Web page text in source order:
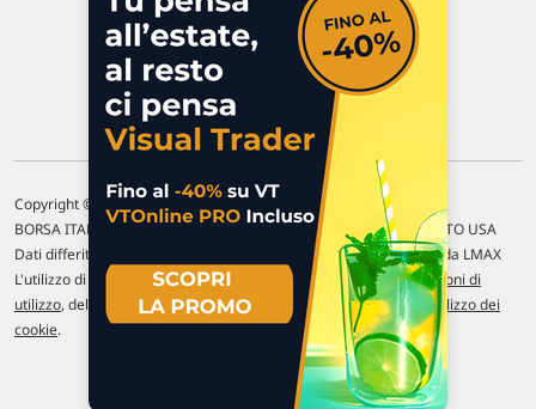
Commenti e segnalazioni
Contattaci
Copyright © 1996-2026 Traderlink Italia s.r.l.
BORSA ITALIANA Quotazioni di borsa differite di 15 min. / MERCATO USA
Dati differiti di 15 min. (fonte Intrinio) / FOREX Quotazioni fornite da LMAX
L'utilizzo di questo sito implica l'accettazione delle nostre Condizioni di
utilizzo, del Disclaimer MAR, dellePolitiche sulla privacye dell' Utilizzo dei
cookie.